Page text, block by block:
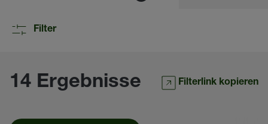
Filter
14 Ergebnisse Filterlink kopieren